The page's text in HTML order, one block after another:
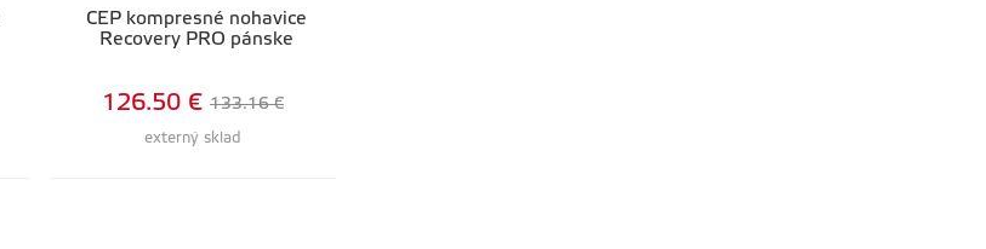
CEP kompresné nohavice
Recovery PRO pánske
externý sklad
126.50 € 133.16 €